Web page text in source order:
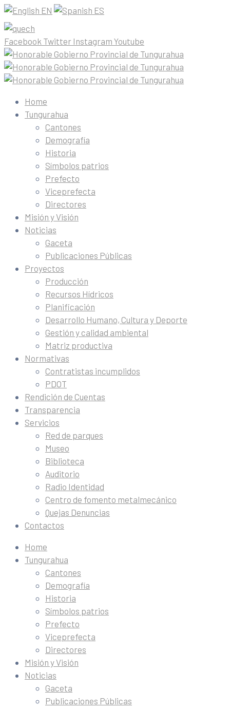
EN ES
Facebook Twitter Instagram Youtube
Home
Tungurahua
Cantones
Demografía
Historia
Símbolos patrios
Prefecto
Viceprefecta
Directores
Misión y Visión
Noticias
Gaceta
Publicaciones Públicas
Proyectos
Producción
Recursos Hídricos
Planificación
Desarrollo Humano, Cultura y Deporte
Gestión y calidad ambiental
Matriz productiva
Normativas
Contratistas incumplidos
PDOT
Rendición de Cuentas
Transparencia
Servicios
Red de parques
Museo
Biblioteca
Auditorio
Radio Identidad
Centro de fomento metalmecánico
Quejas Denuncias
Contactos
Home
Tungurahua
Cantones
Demografía
Historia
Símbolos patrios
Prefecto
Viceprefecta
Directores
Misión y Visión
Noticias
Gaceta
Publicaciones Públicas